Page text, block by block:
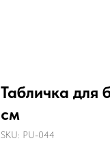
Табличка для
см
SKU: PU-044